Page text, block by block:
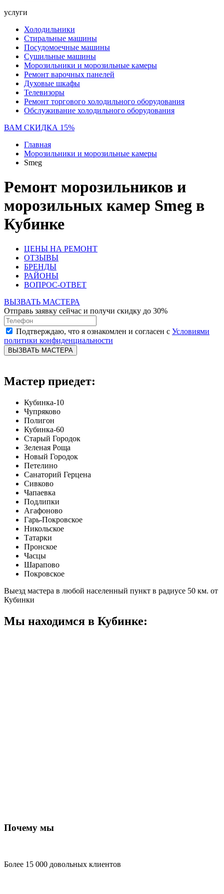
услуги
Холодильники
Стиральные машины
Посудомоечные машины
Сушильные машины
Морозильники и морозильные камеры
Ремонт варочных панелей
Духовые шкафы
Телевизоры
Ремонт торгового холодильного оборудования
Обслуживание холодильного оборудования
ВАМ СКИДКА 15%
Главная
Морозильники и морозильные камеры
Smeg
Ремонт морозильников и
морозильных камер Smeg в
Кубинке
ЦЕНЫ НА РЕМОНТ
ОТЗЫВЫ
БРЕНДЫ
РАЙОНЫ
ВОПРОС-ОТВЕТ
ВЫЗВАТЬ МАСТЕРА
Отправь заявку сейчас и получи скидку до 30%
Подтверждаю, что я ознакомлен и согласен с Условиями
политики конфиденциальности
ВЫЗВАТЬ МАСТЕРА
Мастер приедет:
Кубинка-10
Чупряково
Полигон
Кубинка-60
Старый Городок
Зеленая Роща
Новый Городок
Петелино
Санаторий Герцена
Сивково
Чапаевка
Подлипки
Агафоново
Гарь-Покровское
Никольское
Татарки
Пронское
Часцы
Шарапово
Покровское
Выезд мастера в любой населенный пункт в радиусе 50 км. от
Кубинки
Мы находимся в Кубинке:
Почему мы
Более 15 000 довольных клиентов